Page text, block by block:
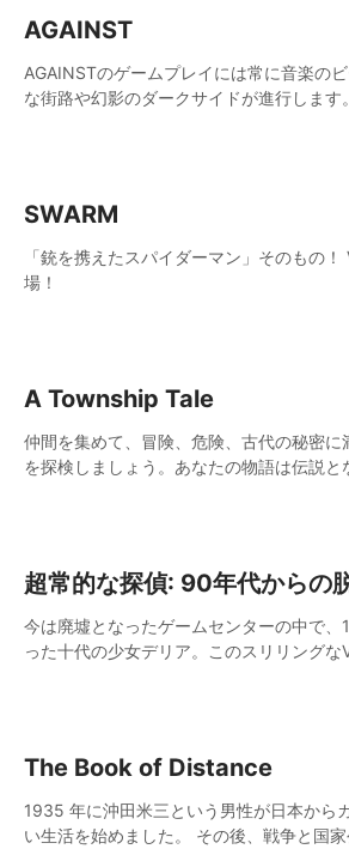
AGAINST
AGAINSTのゲームプレイには常に音楽の
な街路や幻影のダークサイドが進行します。
SWARM
「銃を携えたスパイダーマン」そのもの
場！
A Township Tale
仲間を集めて、冒険、危険、古代の秘密に
を探検しましょう。あなたの物語は伝説と
超常的な探偵: 90年代からの
今は廃墟となったゲームセンターの中で
った十代の少女デリア。このスリリングな
The Book of Distance
1935 年に沖田米三という男性が日本から
い生活を始めました。 その後、戦争と国